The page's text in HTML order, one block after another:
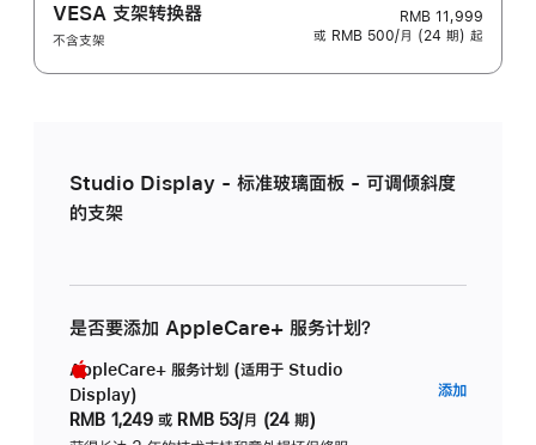
VESA 支架转换器
不含支架
RMB 11,999
或 RMB 500/月 (24 期) 起
Studio Display - 标准玻璃面板 - 可调倾斜度
的支架
是否要添加 AppleCare+ 服务计划？
AppleCare+ 服务计划 (适用于 Studio
Display)
RMB 1,249 或 RMB 53/月 (24 期)
添加